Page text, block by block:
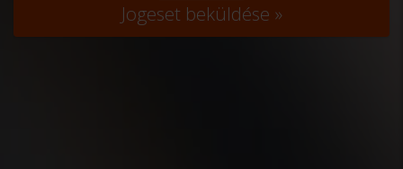
Jogeset beküldése »